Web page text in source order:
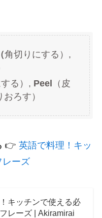
角切りにする）,
る）, Peel （皮
ろす）
👉 英語で料理！キッ
レーズ
キッチンで使える必
レーズ | Akiramirai